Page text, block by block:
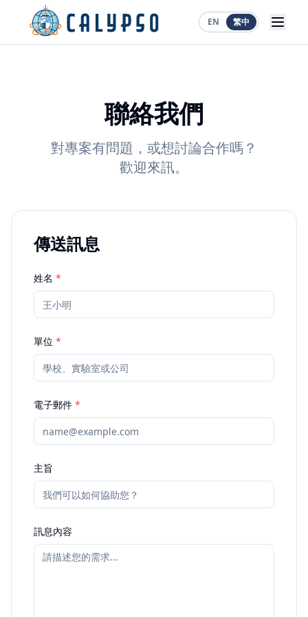
EN 繁中
聯絡我們
對專案有問題，或想討論合作嗎？
歡迎來訊。
傳送訊息
姓名 *
單位 *
電子郵件 *
主旨
訊息內容